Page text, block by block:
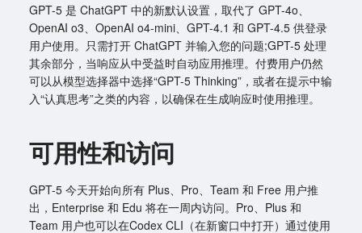
GPT-5 是 ChatGPT 中的新默认设置，取代了 GPT-4o、
OpenAI o3、OpenAI o4-mini、GPT-4.1 和 GPT-4.5 供登录
用户使用。只需打开 ChatGPT 并输入您的问题;GPT-5 处理
其余部分，当响应从中受益时自动应用推理。付费用户仍然
可以从模型选择器中选择“GPT-5 Thinking”，或者在提示中输
入“认真思考”之类的内容，以确保在生成响应时使用推理。
可用性和访问
GPT-5 今天开始向所有 Plus、Pro、Team 和 Free 用户推
出，Enterprise 和 Edu 将在一周内访问。Pro、Plus 和
Team 用户也可以在Codex CLI（在新窗口中打开）通过使用